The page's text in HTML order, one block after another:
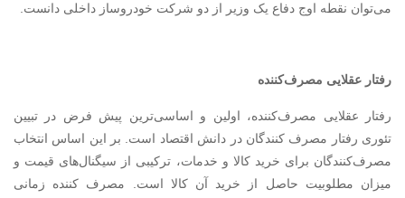
می‌توان نقطه اوج دفاع یک وزیر از دو شرکت خودروساز داخلی دانست.
رفتار عقلایی مصرف‌کننده
رفتار عقلایی مصرف‌کننده، اولین و اساسی‌ترین پیش فرض در تبیین
تئوری رفتار مصرف کنندگان در دانش اقتصاد است. بر این اساس انتخاب
مصرف‌کنندگان برای خرید کالا و خدمات، ترکیبی از سیگنال‌های قیمت و
میزان مطلوبیت حاصل از خرید آن کالا است. مصرف‌ کننده زمانی